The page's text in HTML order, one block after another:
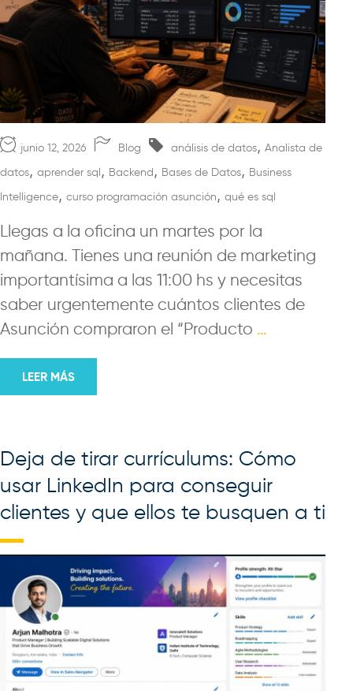
junio 12, 2026 Blog análisis de datos, Analista de
datos, aprender sql , Backend , Bases de Datos, Business
Intelligence, curso programación asunción , qué es sql
Llegas a la oficina un martes por la
mañana. Tienes una reunión de marketing
importantísima a las 11:00 hs y necesitas
saber urgentemente cuántos clientes de
Asunción compraron el “Producto …
LEER MÁS
Deja de tirar currículums: Cómo
usar LinkedIn para conseguir
clientes y que ellos te busquen a ti